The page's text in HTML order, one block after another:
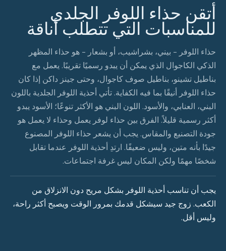
أتقن حذاء اللوفر الجلدي
للمناسبات التي تتطلب أناقة
حذاء اللوفر - بيني، بشراشيب، أو بشعار - هو حذاء المظهر
الذكي الكاجوال الذي يمكن أن يبدو رسميًا تقريبًا. يعمل مع
بناطيل تشينو، بناطيل صوف كاجوال، وحتى جينز داكن إذا كان
حذاء اللوفر أنيقًا بما فيه الكفاية. تأتي أحذية اللوفر الجلدية باللون
البني، العنابي، والأسود. اللون البني هو الأكثر تنوعًا؛ الأسود يبدو
أكثر رسمية قليلاً. الفرق بين حذاء لوفر يعمل وحذاء لا يعمل هو
جودة التصنيع والمقاس. يجب أن يشعر حذاء اللوفر المصنوع
جيدًا بأنه متين، وليس ضعيفًا. ارتدِ أحذية اللوفر عندما تقابل
شخصًا مهمًا ولكن المكان ليس غرفة اجتماعات.
يجب أن تناسب أحذية اللوفر بشكل مريح دون الانزلاق من
الكعب. زوج جيد سيشكل قدمك بمرور الوقت ويصبح أكثر راحة،
وليس أقل.